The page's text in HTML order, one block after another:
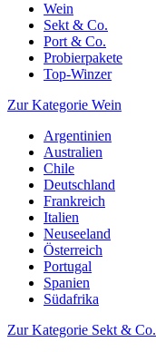
Wein
Sekt & Co.
Port & Co.
Probierpakete
Top-Winzer
Zur Kategorie Wein
Argentinien
Australien
Chile
Deutschland
Frankreich
Italien
Neuseeland
Österreich
Portugal
Spanien
Südafrika
Zur Kategorie Sekt & Co.